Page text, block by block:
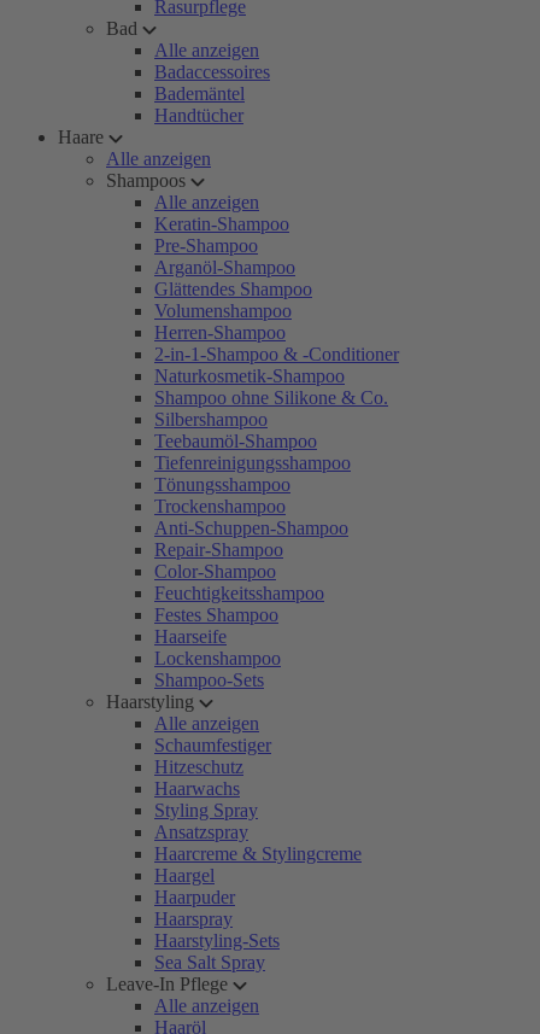
Rasurpflege
Bad
Alle anzeigen
Badaccessoires
Bademäntel
Handtücher
Haare
Alle anzeigen
Shampoos
Alle anzeigen
Keratin-Shampoo
Pre-Shampoo
Arganöl-Shampoo
Glättendes Shampoo
Volumenshampoo
Herren-Shampoo
2-in-1-Shampoo & -Conditioner
Naturkosmetik-Shampoo
Shampoo ohne Silikone & Co.
Silbershampoo
Teebaumöl-Shampoo
Tiefenreinigungsshampoo
Tönungsshampoo
Trockenshampoo
Anti-Schuppen-Shampoo
Repair-Shampoo
Color-Shampoo
Feuchtigkeitsshampoo
Festes Shampoo
Haarseife
Lockenshampoo
Shampoo-Sets
Haarstyling
Alle anzeigen
Schaumfestiger
Hitzeschutz
Haarwachs
Styling Spray
Ansatzspray
Haarcreme & Stylingcreme
Haargel
Haarpuder
Haarspray
Haarstyling-Sets
Sea Salt Spray
Leave-In Pflege
Alle anzeigen
Haaröl